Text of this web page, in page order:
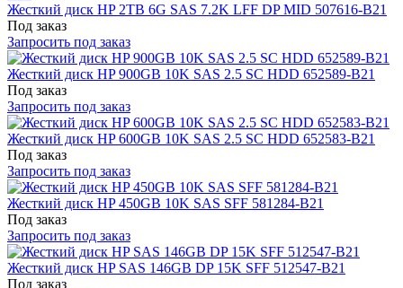
Жесткий диск HP 2TB 6G SAS 7.2K LFF DP MID 507616-B21
Под заказ
Запросить под заказ
Жесткий диск HP 900GB 10K SAS 2.5 SC HDD 652589-B21
Под заказ
Запросить под заказ
Жесткий диск HP 600GB 10K SAS 2.5 SC HDD 652583-B21
Под заказ
Запросить под заказ
Жесткий диск HP 450GB 10K SAS SFF 581284-B21
Под заказ
Запросить под заказ
Жесткий диск HP SAS 146GB DP 15K SFF 512547-B21
Под заказ